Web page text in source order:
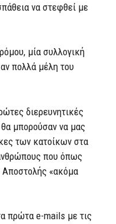
να στεφθεί με
μία συλλογική
πολλά μέλη του
διερευνητικές
μπορούσαν να μας
των κατοίκων στα
που όπως
Αποστολής «ακόμα
πρώτα e-mails με τις